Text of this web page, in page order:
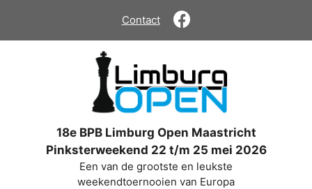
de
Contact
18e BPB Limburg Open Maastricht
Pinksterweekend 22 t/m 25 mei 2026
Een van de grootste en leukste
weekendtoernooien van Europa